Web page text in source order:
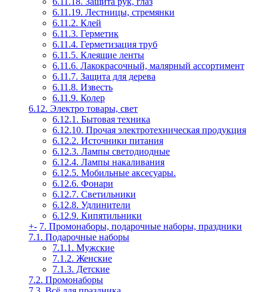
6.11.19. Лестницы, стремянки
6.11.2. Клей
6.11.3. Герметик
6.11.4. Герметизация труб
6.11.5. Клеящие ленты
6.11.6. Лакокрасочный, малярный ассортимент
6.11.7. Защита для дерева
6.11.8. Известь
6.11.9. Колер
6.12. Электро товары, свет
6.12.1. Бытовая техника
6.12.10. Прочая электротехническая продукция
6.12.2. Источники питания
6.12.3. Лампы светодиодные
6.12.4. Лампы накаливания
6.12.5. Мобильные аксесуары.
6.12.6. Фонари
6.12.7. Светильники
6.12.8. Удлинители
6.12.9. Кипятильники
+- 7. Промонаборы, подарочные наборы, праздники
7.1. Подарочные наборы
7.1.1. Мужские
7.1.2. Женские
7.1.3. Детские
7.2. Промонаборы